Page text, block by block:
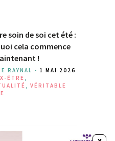
soin de soi cet été :
cela commence
!
RAYNAL - 1 MAI 2026
ÊTRE ,
, VÉRITABLE